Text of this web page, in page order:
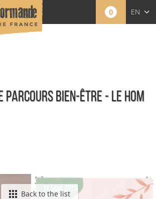
0 EN
PARCOURS BIEN-ÊTRE - LE HOM
week
Back to the list